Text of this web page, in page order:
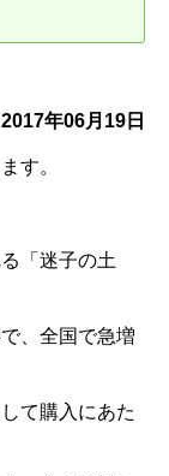
2017年06月19日
す。
「迷子の土
、全国で急増
て購入にあた